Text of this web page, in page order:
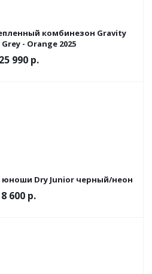
комбинезон Gravity
- Orange 2025
25 990 р.
Dry Junior черный/неон
8 600 р.